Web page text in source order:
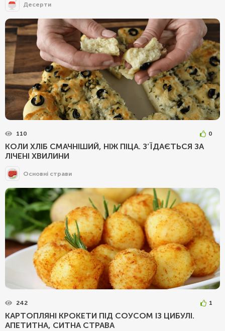
Десерти
110 0
КОЛИ ХЛІБ СМАЧНІШИЙ, НІЖ ПІЦА. З’ЇДАЄТЬСЯ ЗА
ЛІЧЕНІ ХВИЛИНИ
Основні страви
242 1
КАРТОПЛЯНІ КРОКЕТИ ПІД СОУСОМ ІЗ ЦИБУЛІ.
АПЕТИТНА, СИТНА СТРАВА